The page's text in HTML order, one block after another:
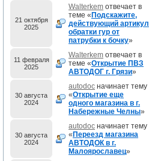
21 октября
2025
Walterkem отвечает в
теме « Подскажите,
действующий артикул
обратки гур от
патрубки к бочку»
11 февраля
2025
Walterkem отвечает в
теме «Открытие ПВЗ
АВТОДОГ г. Грязи»
30 августа
2024
autodoc начинает тему
«Открытие еще
одного магазина в г.
Набережные Челны»
30 августа
2024
autodoc начинает тему
« Переезд магазина
АВТОДОК в г.
Малоярославец»